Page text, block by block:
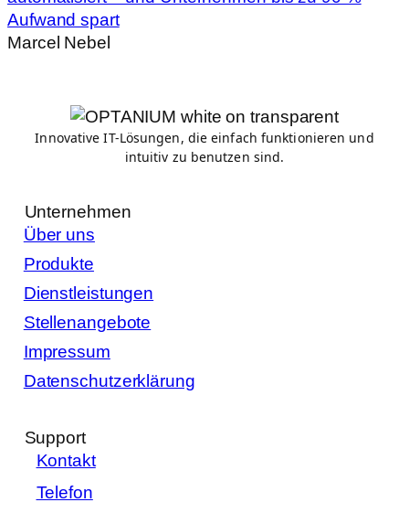
Aufwand spart
Marcel Nebel
Innovative IT-Lösungen, die einfach funktionieren und
intuitiv zu benutzen sind.
Unternehmen
Über uns
Produkte
Dienstleistungen
Stellenangebote
Impressum
Datenschutzerklärung
Support
Kontakt
Telefon